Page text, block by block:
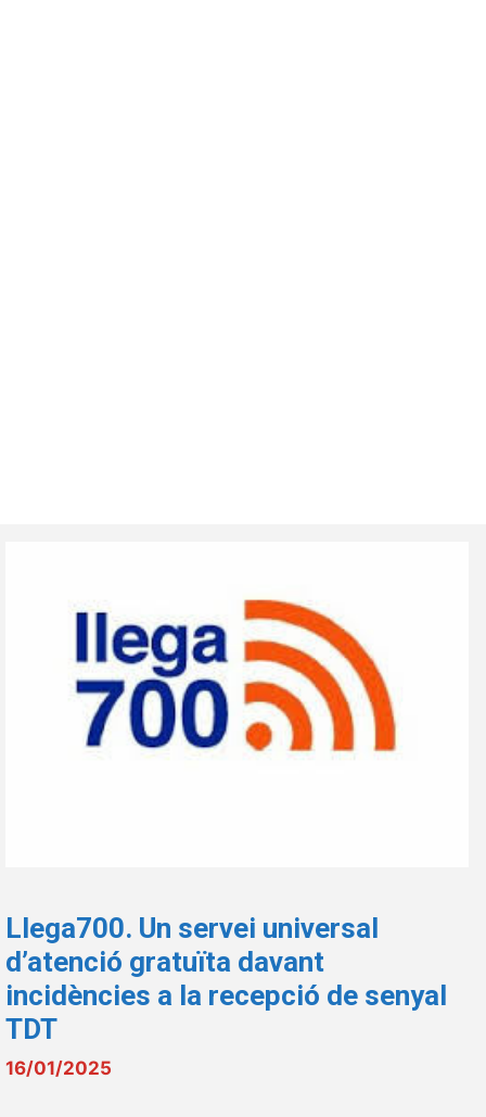
Llega700. Un servei universal
d’atenció gratuïta davant
incidències a la recepció de senyal
TDT
16/01/2025